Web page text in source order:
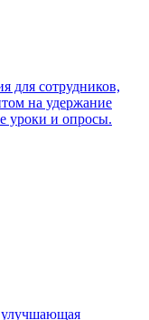
для сотрудников,
на удержание
уроки и опросы.
улучшающая